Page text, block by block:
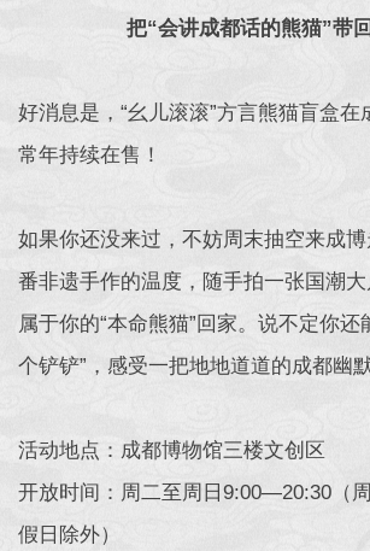
把“会讲成都话的熊猫”带
好消息是，“幺儿滚滚”方言熊猫盲盒在
常年持续在售！
如果你还没来过，不妨周末抽空来成
番非遗手作的温度，随手拍一张国潮
属于你的“本命熊猫”回家。说不定你还
个铲铲”，感受一把地地道道的成都幽默
活动地点：成都博物馆三楼文创区
开放时间：周二至周日9:00—20:30（
假日除外）